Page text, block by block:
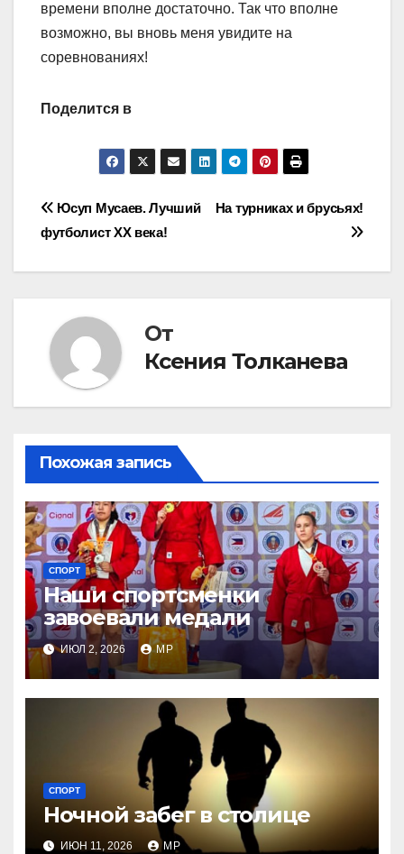
времени вполне достаточно. Так что вполне
возможно, вы вновь меня увидите на
соревнованиях!
Поделится в
Навигация
по
На турниках и брусьях!
Юсуп Мусаев. Лучший
футболист XX века!
От
Ксения Толканева
Похожая запись
СПОРТ
Наши спортсменки
завоевали медали
ИЮЛ 2, 2026 MP
СПОРТ
Ночной забег в столице
ИЮН 11, 2026 MP